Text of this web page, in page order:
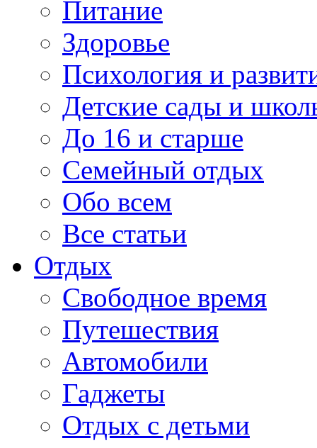
Питание
Здоровье
Психология и
Детские сады и
До 16 и старше
Семейный отдых
Обо всем
Все статьи
Отдых
Свободное время
Путешествия
Автомобили
Гаджеты
Отдых с детьми